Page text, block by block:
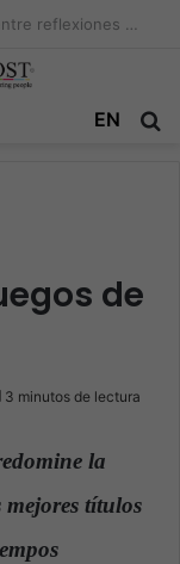
Titán peruano se despide: El legado de Mario Vargas Llosa
EN
de
3 minutos de lectura
la
títulos